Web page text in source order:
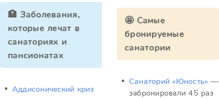
🏥 Заболевания,
которые лечат в
санаториях и
пансионатах
Аддисонический криз
🤩 Самые
бронируемые
санатории
Санаторий «Юность» —
забронировали 45 раз